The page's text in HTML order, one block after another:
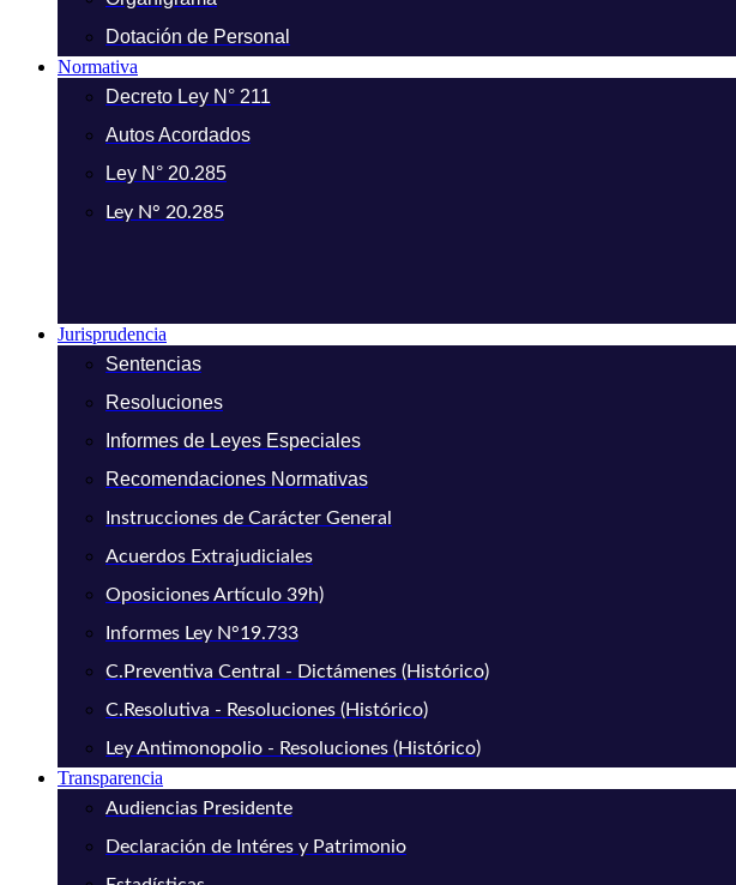
Dotación de Personal
Normativa
Decreto Ley N° 211
Autos Acordados
Ley N° 20.285
Ley N° 20.285
Jurisprudencia
Sentencias
Resoluciones
Informes de Leyes Especiales
Recomendaciones Normativas
Instrucciones de Carácter General
Acuerdos Extrajudiciales
Oposiciones Artículo 39h)
Informes Ley N°19.733
C.Preventiva Central - Dictámenes (Histórico)
C.Resolutiva - Resoluciones (Histórico)
Ley Antimonopolio - Resoluciones (Histórico)
Transparencia
Audiencias Presidente
Declaración de Intéres y Patrimonio